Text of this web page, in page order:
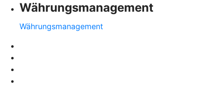
Währungsmanagement
Währungsmanagement